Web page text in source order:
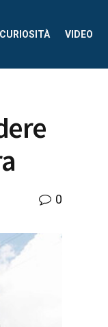
CURIOSITÀ VIDEO
0